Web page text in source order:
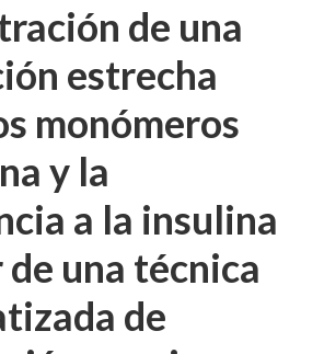
de una
estrecha
monómeros
y la
a la insulina
una técnica
de